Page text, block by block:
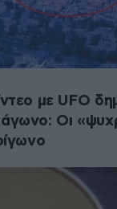
με UFO
Οι